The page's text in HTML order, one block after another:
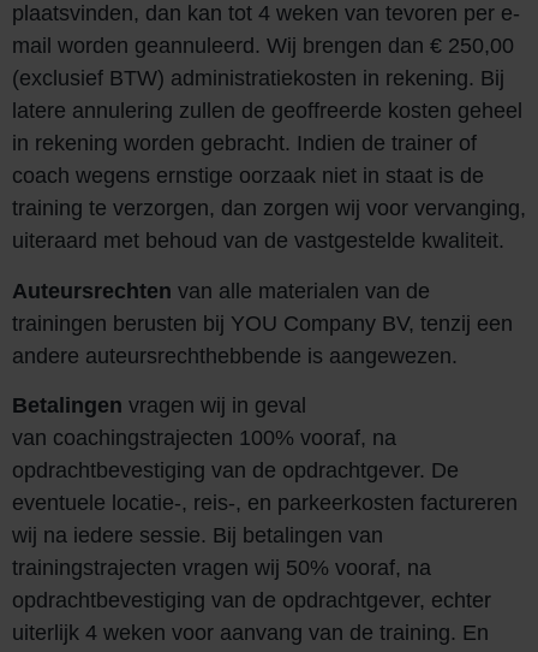
plaatsvinden, dan kan tot 4 weken van tevoren per e-
mail worden geannuleerd. Wij brengen dan € 250,00
(exclusief BTW) administratiekosten in rekening. Bij
latere annulering zullen de geoffreerde kosten geheel
in rekening worden gebracht. Indien de trainer of
coach wegens ernstige oorzaak niet in staat is de
training te verzorgen, dan zorgen wij voor vervanging,
uiteraard met behoud van de vastgestelde kwaliteit.
Auteursrechten van alle materialen van de
trainingen berusten bij YOU Company BV, tenzij een
andere auteursrechthebbende is aangewezen.
Betalingen vragen wij in geval
van coachingstrajecten 100% vooraf, na
opdrachtbevestiging van de opdrachtgever. De
eventuele locatie-, reis-, en parkeerkosten factureren
wij na iedere sessie. Bij betalingen van
trainingstrajecten vragen wij 50% vooraf, na
opdrachtbevestiging van de opdrachtgever, echter
uiterlijk 4 weken voor aanvang van de training. En